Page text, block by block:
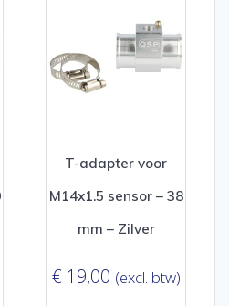
T-adapter voor
M14x1.5 sensor – 38
mm – Zilver
€ 19,00 (excl. btw)